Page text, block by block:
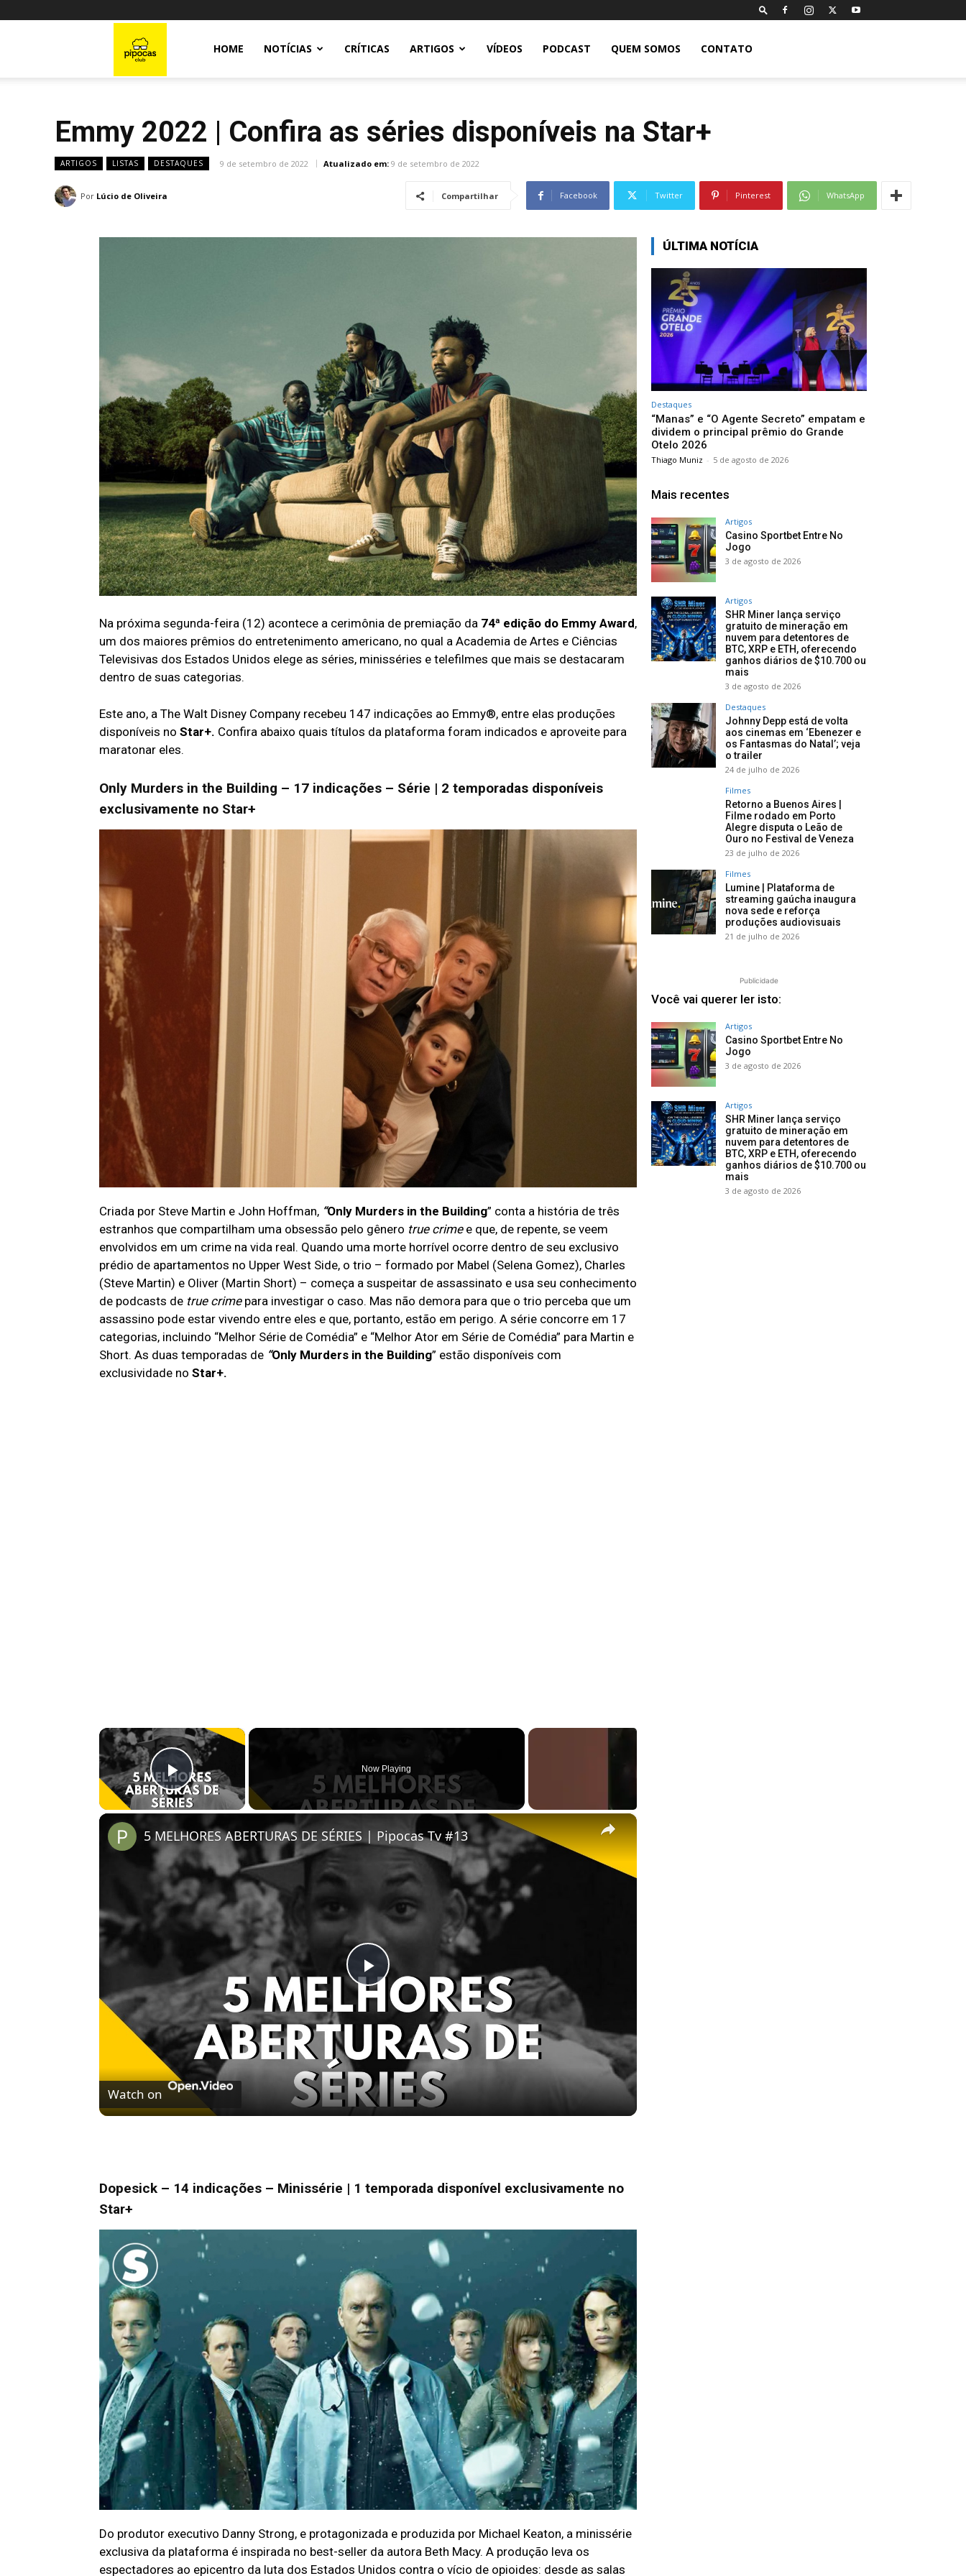
HOME NOTÍCIAS CRÍTICAS ARTIGOS VÍDEOS PODCAST QUEM SOMOS CONTATO
Emmy 2022 | Confira as séries disponíveis na Star+
ARTIGOS LISTAS DESTAQUES 9 de setembro de 2022 Atualizado em: 9 de setembro de 2022
Por Lúcio de Oliveira Compartilhar Facebook Twitter Pinterest WhatsApp
Na próxima segunda-feira (12) acontece a cerimônia de premiação da 74ª edição do Emmy Award,
um dos maiores prêmios do entretenimento americano, no qual a Academia de Artes e Ciências
Televisivas dos Estados Unidos elege as séries, minisséries e telefilmes que mais se destacaram
dentro de suas categorias.
Este ano, a The Walt Disney Company recebeu 147 indicações ao Emmy®, entre elas produções
disponíveis no Star+. Confira abaixo quais títulos da plataforma foram indicados e aproveite para
maratonar eles.
Only Murders in the Building – 17 indicações – Série | 2 temporadas disponíveis
exclusivamente no Star+
Criada por Steve Martin e John Hoffman, “Only Murders in the Building” conta a história de três
estranhos que compartilham uma obsessão pelo gênero true crimee que, de repente, se veem
envolvidos em um crime na vida real. Quando uma morte horrível ocorre dentro de seu exclusivo
prédio de apartamentos no Upper West Side, o trio – formado por Mabel (Selena Gomez), Charles
(Steve Martin) e Oliver (Martin Short) – começa a suspeitar de assassinato e usa seu conhecimento
de podcasts de true crimepara investigar o caso. Mas não demora para que o trio perceba que um
assassino pode estar vivendo entre eles e que, portanto, estão em perigo. A série concorre em 17
categorias, incluindo “Melhor Série de Comédia” e “Melhor Ator em Série de Comédia” para Martin e
Short. As duas temporadas de “Only Murders in the Building” estão disponíveis com
exclusividade no Star+.
×
Play Video
Now Playing
×
Play
Video
5 MELHORES ABERTURAS DE SÉRIES | Pipocas Tv #13
Watch on
Dopesick – 14 indicações – Minissérie | 1 temporada disponível exclusivamente no
Star+
Do produtor executivo Danny Strong, e protagonizada e produzida por Michael Keaton, a minissérie
exclusiva da plataforma é inspirada no best-seller da autora Beth Macy. A produção leva os
espectadores ao epicentro da luta dos Estados Unidos contra o vício de opioides: desde as salas
ÚLTIMA NOTÍCIA
Destaques
“Manas” e “O Agente Secreto” empatam e
dividem o principal prêmio do Grande
Otelo 2026
Thiago Muniz - 5 de agosto de 2026
Mais recentes
Artigos
Casino Sportbet Entre No
Jogo
3 de agosto de 2026
Artigos
SHR Miner lança serviço
gratuito de mineração em
nuvem para detentores de
BTC, XRP e ETH, oferecendo
ganhos diários de $10.700 ou
mais
3 de agosto de 2026
Destaques
Johnny Depp está de volta
aos cinemas em ‘Ebenezer e
os Fantasmas do Natal’; veja
o trailer
24 de julho de 2026
Filmes
Retorno a Buenos Aires |
Filme rodado em Porto
Alegre disputa o Leão de
Ouro no Festival de Veneza
23 de julho de 2026
Filmes
Lumine | Plataforma de
streaming gaúcha inaugura
nova sede e reforça
produções audiovisuais
21 de julho de 2026
Publicidade
Você vai querer ler isto:
Artigos
Casino Sportbet Entre No
Jogo
3 de agosto de 2026
Artigos
SHR Miner lança serviço
gratuito de mineração em
nuvem para detentores de
BTC, XRP e ETH, oferecendo
ganhos diários de $10.700 ou
mais
3 de agosto de 2026